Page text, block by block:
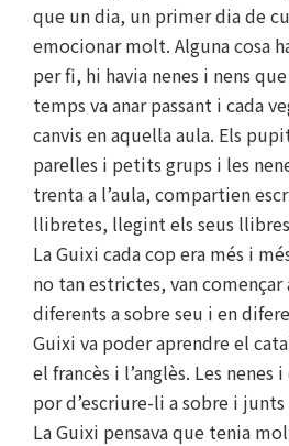
que un dia, un primer dia de
emocionar molt. Alguna cosa
per fi, hi havia nenes i nens
temps va anar passant i cada
canvis en aquella aula. Els
parelles i petits grups i les
trenta a l’aula, compartien
llibretes, llegint els seus
La Guixi cada cop era més i
no tan estrictes, van començar
diferents a sobre seu i en
Guixi va poder aprendre el
el francès i l’anglès. Les nenes
por d’escriure-li a sobre i
La Guixi pensava que tenia